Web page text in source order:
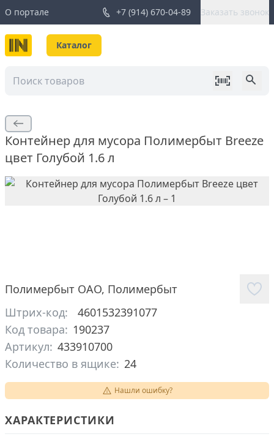
О портале +7 (914) 670-04-89 Заказать звонок
Каталог
Контейнер для мусора Полимербыт Breeze
цвет Голубой 1.6 л
Полимербыт ОАО, Полимербыт
Штрих-код:
4601532391077
Код товара: 190237
Артикул: 433910700
Количество в ящике: 24
Нашли ошибку?
ХАРАКТЕРИСТИКИ